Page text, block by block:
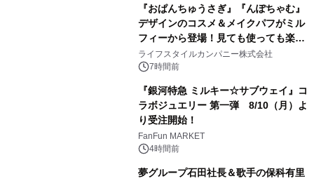
『おぱんちゅうさぎ』『んぽちゃむ』
デザインのコスメ＆メイクパフがミル
フィーから登場！見ても使っても楽し
い、ポップでキュートなコレクショ
ン。
ライフスタイルカンパニー株式会社
7時間前
『銀河特急 ミルキー☆サブウェイ』コ
ラボジュエリー 第一弾 8/10（月）よ
り受注開始！
FanFun MARKET
4時間前
夢グループ石田社長＆歌手の保科有里